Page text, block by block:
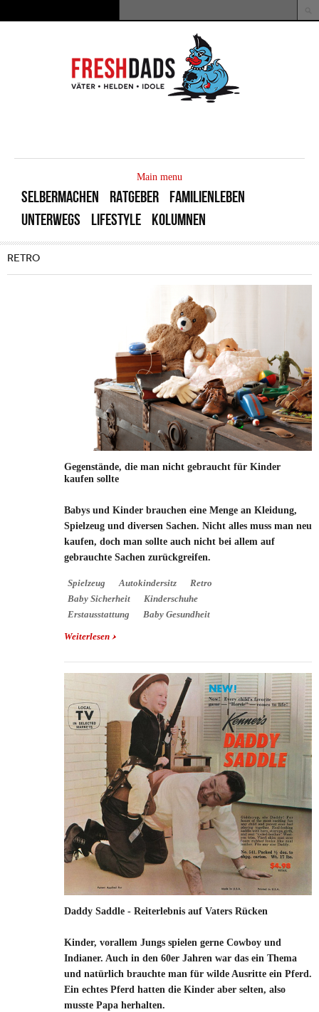
Suchformular
Main menu
SELBERMACHEN RATGEBER
FAMILIENLEBEN
UNTERWEGS
LIFESTYLE KOLUMNEN
RETRO
Gegenstände, die man nicht gebraucht für Kinder
kaufen sollte
Babys und Kinder brauchen eine Menge an Kleidung,
Spielzeug und diversen Sachen. Nicht alles muss man neu
kaufen, doch man sollte auch nicht bei allem auf
gebrauchte Sachen zurückgreifen.
Spielzeug Autokindersitz
Retro
Baby Sicherheit
Kinderschuhe
Erstausstattung
Baby Gesundheit
Weiterlesen über Gegenstände, die man nicht gebraucht für
Daddy Saddle - Reiterlebnis auf Vaters Rücken
Kinder, vorallem Jungs spielen gerne Cowboy und
Indianer. Auch in den 60er Jahren war das ein Thema
und natürlich brauchte man für wilde Ausritte ein Pferd.
Ein echtes Pferd hatten die Kinder aber selten, also
musste Papa herhalten.